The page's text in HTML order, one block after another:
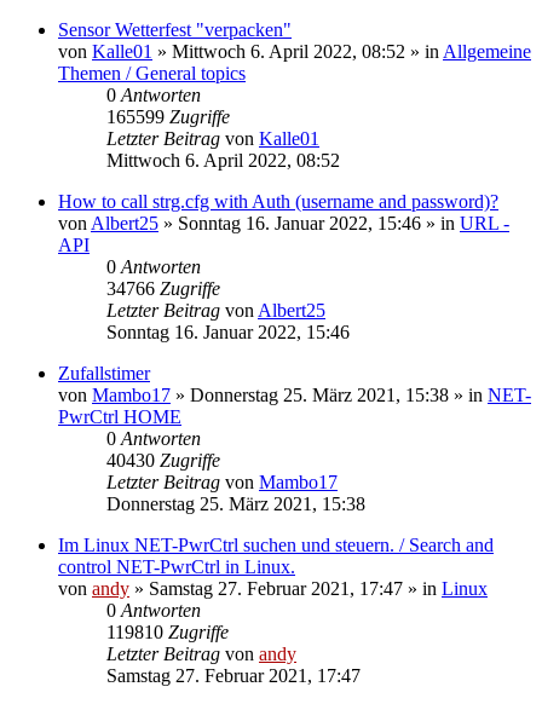
Sensor Wetterfest "verpacken"
von Kalle01 » Mittwoch 6. April 2022, 08:52 » in Allgemeine
Themen / General topics
0 Antworten
165599 Zugriffe
Letzter Beitrag von Kalle01
Mittwoch 6. April 2022, 08:52
How to call strg.cfg with Auth (username and password)?
von Albert25 » Sonntag 16. Januar 2022, 15:46 » in URL -
API
0 Antworten
34766 Zugriffe
Letzter Beitrag von Albert25
Sonntag 16. Januar 2022, 15:46
Zufallstimer
von Mambo17 » Donnerstag 25. März 2021, 15:38 » in NET-
PwrCtrl HOME
0 Antworten
40430 Zugriffe
Letzter Beitrag von Mambo17
Donnerstag 25. März 2021, 15:38
Im Linux NET-PwrCtrl suchen und steuern. / Search and
control NET-PwrCtrl in Linux.
von andy » Samstag 27. Februar 2021, 17:47 » in Linux
0 Antworten
119810 Zugriffe
Letzter Beitrag von andy
Samstag 27. Februar 2021, 17:47